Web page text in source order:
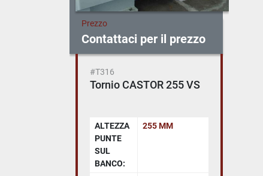
Prezzo
Contattaci per il prezzo
#T316
Tornio CASTOR 255 VS
ALTEZZA
PUNTE
SUL
BANCO:
255 MM